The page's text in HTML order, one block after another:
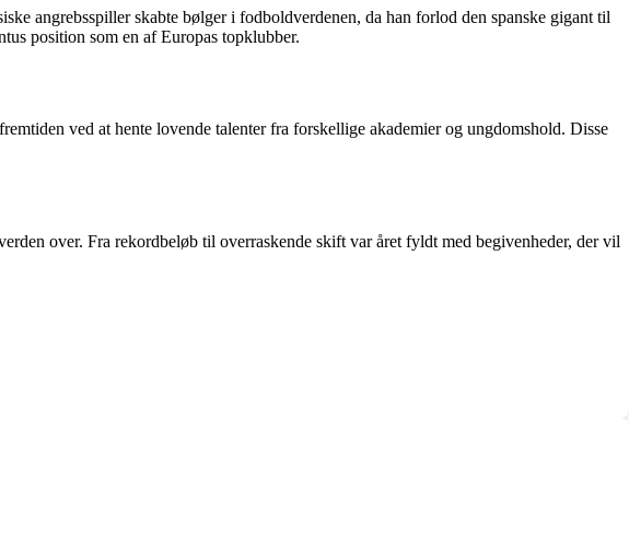
angrebsspiller skabte bølger i fodboldverdenen, da han forlod den spanske gigant til
position som en af Europas topklubber.
ved at hente lovende talenter fra forskellige akademier og ungdomshold. Disse
over. Fra rekordbeløb til overraskende skift var året fyldt med begivenheder, der vil